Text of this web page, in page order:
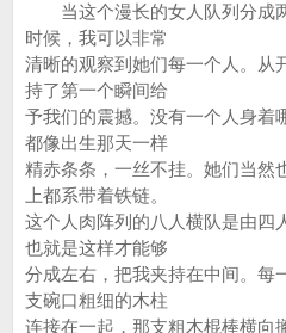
当这个漫长的女人队列分成
时候，我可以非常
清晰的观察到她们每一个人。从
持了第一个瞬间给
予我们的震撼。没有一个人身着
都像出生那天一样
精赤条条，一丝不挂。她们当然
上都系带着铁链。
这个人肉阵列的八人横队是由四
也就是这样才能够
分成左右，把我夹持在中间。每
支碗口粗细的木柱
连接在一起，那支粗木棍棒横向